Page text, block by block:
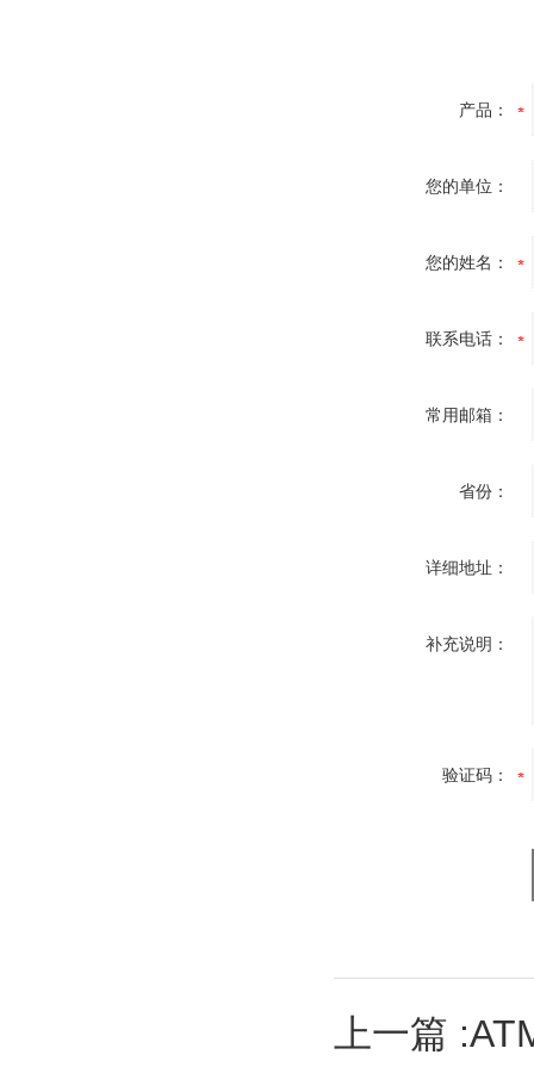
产品：
您的单位：
您的姓名：
联系电话：
常用邮箱：
省份：
详细地址：
补充说明：
验证码：
上一篇 :